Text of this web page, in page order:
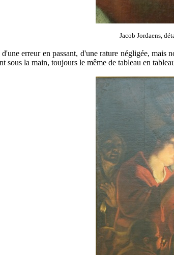
Jacob Jordaens,
erreur en passant, d'une rature négligée, mais
sous la main, toujours le même de tableau en